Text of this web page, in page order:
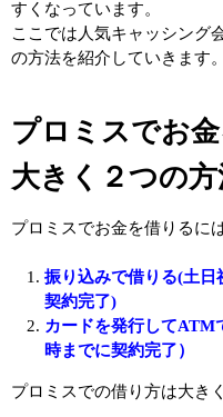
すくなっています。
ここでは人気キャッシング
の方法を紹介していきます。
プロミスでお
大きく２つの
プロミスでお金を借りるに
振り込みで借りる(土日
契約完了)
カードを発行してATM
時までに契約完了）
プロミスでの借り方は大き